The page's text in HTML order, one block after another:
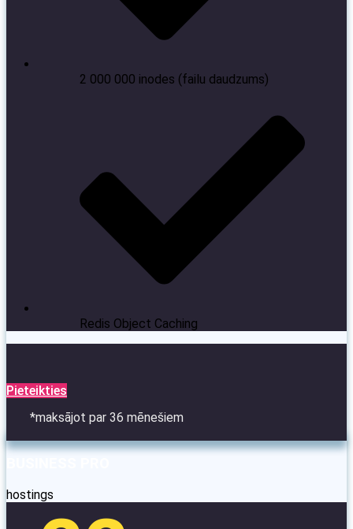
2 000 000 inodes (failu daudzums)
Redis Object Caching
Pieteikties
*maksājot par 36 mēnešiem
hostings